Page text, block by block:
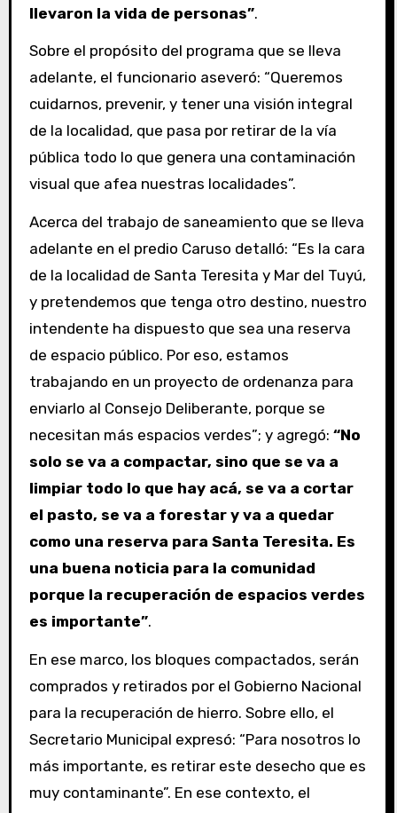
llevaron la vida de personas”.
Sobre el propósito del programa que se lleva
adelante, el funcionario aseveró: “Queremos
cuidarnos, prevenir, y tener una visión integral
de la localidad, que pasa por retirar de la vía
pública todo lo que genera una contaminación
visual que afea nuestras localidades”.
Acerca del trabajo de saneamiento que se lleva
adelante en el predio Caruso detalló: “Es la cara
de la localidad de Santa Teresita y Mar del Tuyú,
y pretendemos que tenga otro destino, nuestro
intendente ha dispuesto que sea una reserva
de espacio público. Por eso, estamos
trabajando en un proyecto de ordenanza para
enviarlo al Consejo Deliberante, porque se
necesitan más espacios verdes”; y agregó: “No
solo se va a compactar, sino que se va a
limpiar todo lo que hay acá, se va a cortar
el pasto, se va a forestar y va a quedar
como una reserva para Santa Teresita. Es
una buena noticia para la comunidad
porque la recuperación de espacios verdes
es importante”.
En ese marco, los bloques compactados, serán
comprados y retirados por el Gobierno Nacional
para la recuperación de hierro. Sobre ello, el
Secretario Municipal expresó: “Para nosotros lo
más importante, es retirar este desecho que es
muy contaminante”. En ese contexto, el